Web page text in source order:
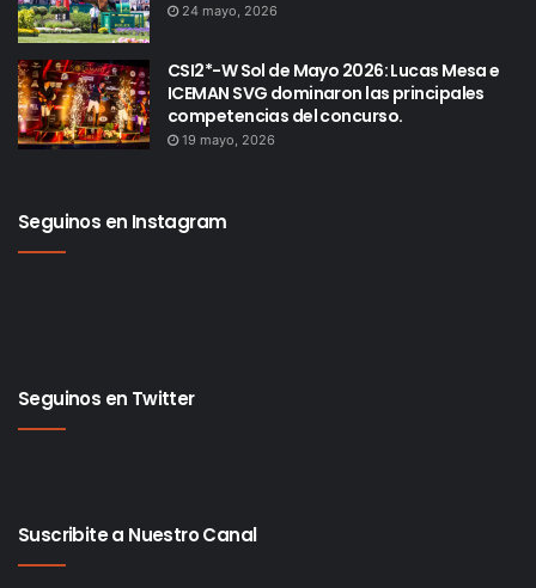
24 mayo, 2026
CSI2*-W Sol de Mayo 2026: Lucas Mesa e
ICEMAN SVG dominaron las principales
competencias del concurso.
19 mayo, 2026
Seguinos en Instagram
Seguinos en Twitter
Suscribite a Nuestro Canal